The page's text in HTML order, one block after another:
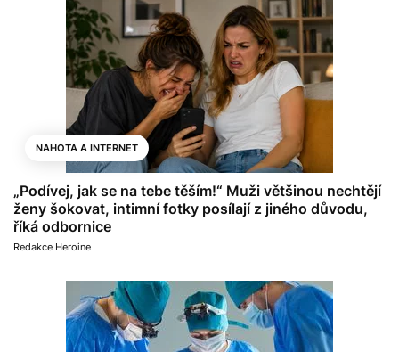
NAHOTA A INTERNET
„Podívej, jak se na tebe těším!“ Muži většinou nechtějí
ženy šokovat, intimní fotky posílají z jiného důvodu,
říká odbornice
Redakce Heroine